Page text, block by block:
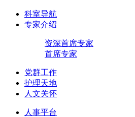
科室导航
专家介绍
资深首席专家
首席专家
党群工作
护理天地
人文关怀
人事平台